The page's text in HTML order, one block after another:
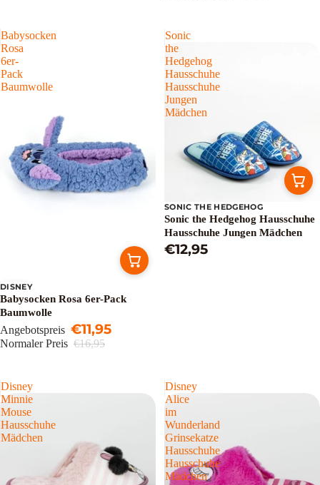
Babysocken
Rosa
6er-
Pack
Baumwolle
Sale
DISNEY
Babysocken Rosa 6er-Pack
Baumwolle
Angebotspreis €11,95
Normaler Preis €16,95
Sonic
the
Hedgehog
Hausschuhe
Hausschuhe
Jungen
Mädchen
SONIC THE HEDGEHOG
Sonic the Hedgehog Hausschuhe
Hausschuhe Jungen Mädchen
€12,95
Disney
Minnie
Mouse
Hausschuhe
Mädchen
Disney
Alice
im
Wunderland
Grinsekatze
Hausschuhe
Hausschuhe
Mädchen